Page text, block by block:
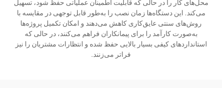
محل‌های کار را در حالی که قابلیت اطمینان عملیاتی حفظ شود، تسهیل
می‌کند. این دستگاه‌ها زمان نصب را به‌طور قابل توجهی در مقایسه با
روش‌های سنتی عایق‌کاری کاهش می‌دهند و امکان تکمیل پروژه‌ها
به‌صورت کارآمد را برای پیمانکاران فراهم می‌کنند، در حالی که
استانداردهای کیفی بسیار بالایی حفظ شده و انتظارات مشتریان را نیز
فراتر می‌زنند.